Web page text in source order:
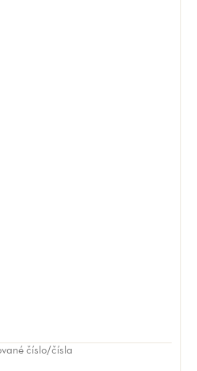
číslo/čísla